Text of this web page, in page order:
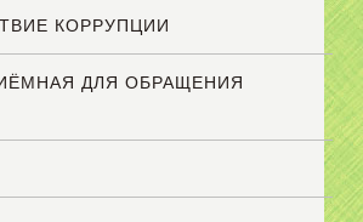
КОРРУПЦИИ
ДЛЯ ОБРАЩЕНИЯ